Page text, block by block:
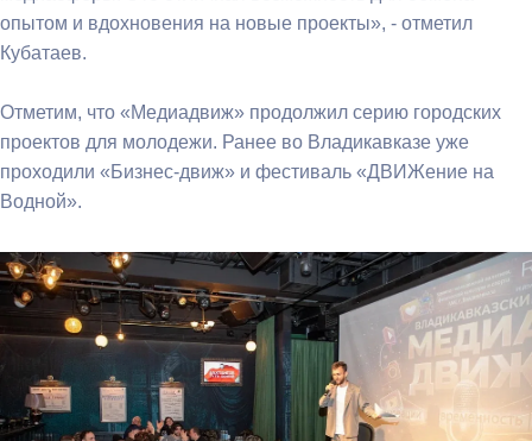
опытом и вдохновения на новые проекты», - отметил
Кубатаев.
Отметим, что «Медиадвиж» продолжил серию городских
проектов для молодежи. Ранее во Владикавказе уже
проходили «Бизнес-движ» и фестиваль «ДВИЖение на
Водной».